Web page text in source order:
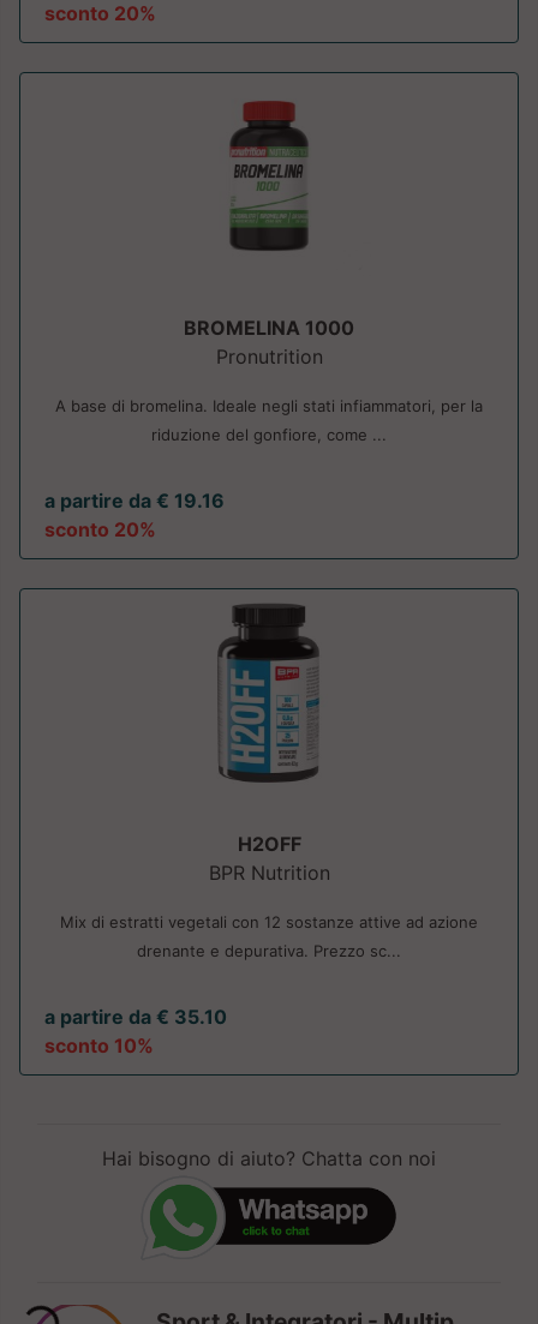
sconto 20%
BROMELINA 1000
Pronutrition
A base di bromelina. Ideale negli stati infiammatori, per la
riduzione del gonfiore, come ...
a partire da € 19.16
sconto 20%
H2OFF
BPR Nutrition
Mix di estratti vegetali con 12 sostanze attive ad azione
drenante e depurativa. Prezzo sc...
a partire da € 35.10
sconto 10%
Hai bisogno di aiuto? Chatta con noi